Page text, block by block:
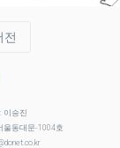
전
이승진
울동대문-1004호